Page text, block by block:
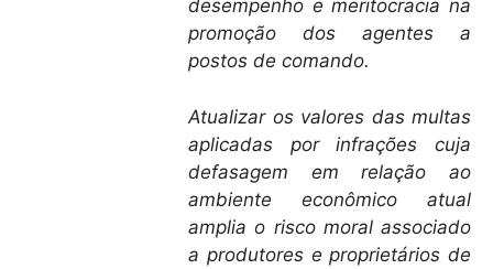
desempenho e meritocracia na
promoção dos agentes a
postos de comando.
Atualizar os valores das multas
aplicadas por infrações cuja
defasagem em relação ao
ambiente econômico atual
amplia o risco moral associado
a produtores e proprietários de